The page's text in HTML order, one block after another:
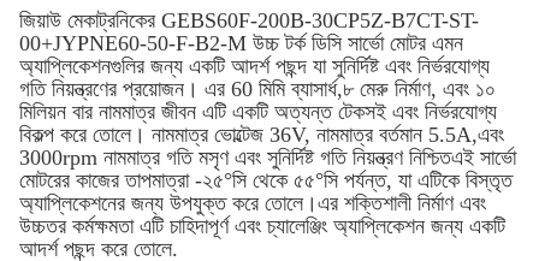
জিয়াউ মেকাট্রনিকের GEBS60F-200B-30CP5Z-B7CT-ST-
00+JYPNE60-50-F-B2-M উচ্চ টর্ক ডিসি সার্ভো মোটর এমন
অ্যাপ্লিকেশনগুলির জন্য একটি আদর্শ পছন্দ যা সুনির্দিষ্ট এবং নির্ভরযোগ্য
গতি নিয়ন্ত্রণের প্রয়োজন। এর 60 মিমি ব্যাসার্ধ,৮ মেরু নির্মাণ, এবং ১০
মিলিয়ন বার নামমাত্র জীবন এটি একটি অত্যন্ত টেকসই এবং নির্ভরযোগ্য
বিকল্প করে তোলে। নামমাত্র ভোল্টেজ 36V, নামমাত্র বর্তমান 5.5A,এবং
3000rpm নামমাত্র গতি মসৃণ এবং সুনির্দিষ্ট গতি নিয়ন্ত্রণ নিশ্চিতএই সার্ভো
মোটরের কাজের তাপমাত্রা -২৫°সি থেকে ৫৫°সি পর্যন্ত, যা এটিকে বিস্তৃত
অ্যাপ্লিকেশনের জন্য উপযুক্ত করে তোলে।এর শক্তিশালী নির্মাণ এবং
উচ্চতর কর্মক্ষমতা এটি চাহিদাপূর্ণ এবং চ্যালেঞ্জিং অ্যাপ্লিকেশন জন্য একটি
আদর্শ পছন্দ করে তোলে.